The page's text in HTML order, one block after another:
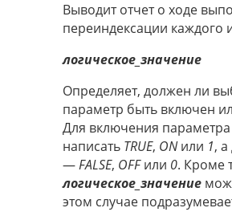
Выводит отчет о ходе
переиндексации каждого
логическое_значение
Определяет, должен ли
параметр быть включен
Для включения
написать TRUE, ONили 1,
—FALSE, OFFили 0. Кроме
логическое_значение
этом случае